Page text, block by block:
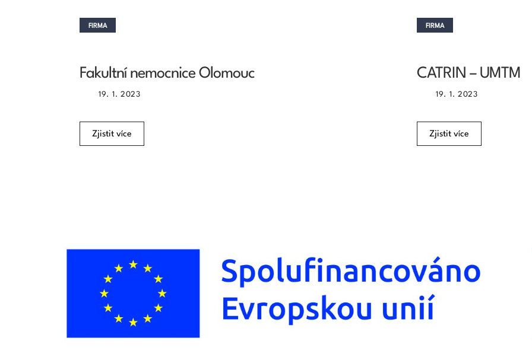
FIRMA
Fakultní nemocnice Olomouc
19. 1. 2023
Zjistit více
FIRMA
CATRIN – UMTM
19. 1. 2023
Zjistit více